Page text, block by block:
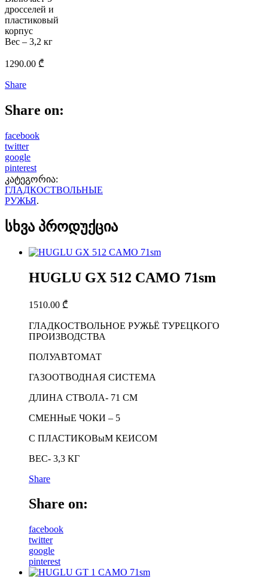
дросселей и
пластиковый
корпус
Вес – 3,2 кг
1290.00 ₾
Share
Share on:
facebook
twitter
google
pinterest
კატეგორია:
ГЛАДКОСТВОЛЬНЫЕ
РУЖЬЯ.
სხვა პროდუქცია
HUGLU GX 512 CAMO 71sm
1510.00 ₾
ГЛАДКОСТВОЛЬНОЕ РУЖЬЁ ТУРЕЦКОГО
ПРОИЗВОДСТВА
ПОЛУАВТОМАТ
ГАЗООТВОДНАЯ СИСТЕМА
ДЛИНА СТВОЛА- 71 СМ
СМЕННыЕ ЧОКИ – 5
С ПЛАСТИКОВыМ КЕИСОМ
ВЕС- 3,3 КГ
Share
Share on:
facebook
twitter
google
pinterest